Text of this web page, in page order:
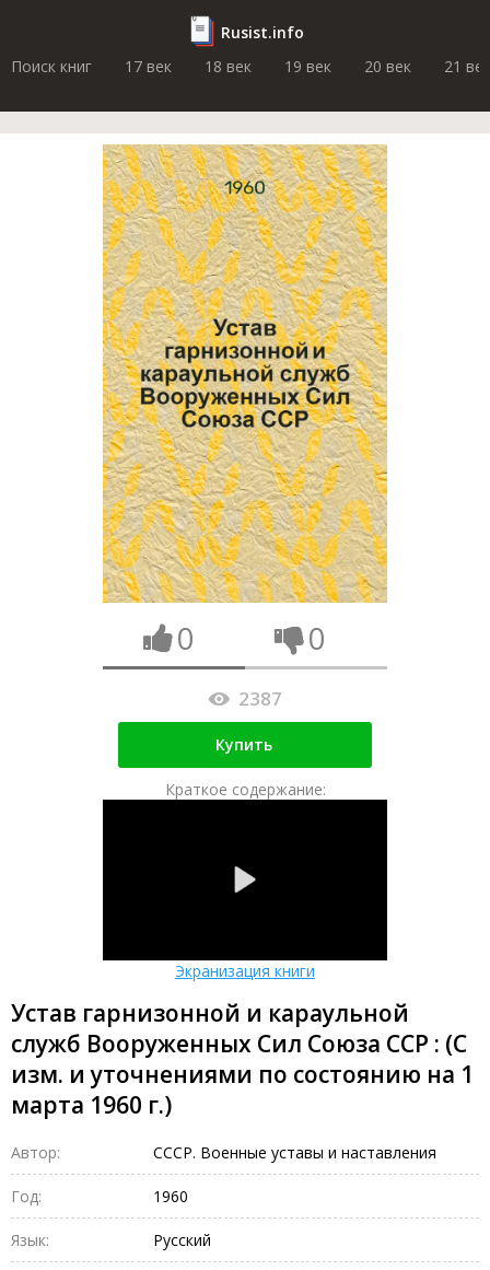
Rusist.info
Поиск книг
17 век 18 век 19 век 20 век 21 век
0 0
2387
Купить
Краткое содержание:
Экранизация книги
Устав гарнизонной и караульной
служб Вооруженных Сил Союза ССР : (С
изм. и уточнениями по состоянию на 1
марта 1960 г.)
Автор: СССР. Военные уставы и наставления
Год: 1960
Язык: Русский